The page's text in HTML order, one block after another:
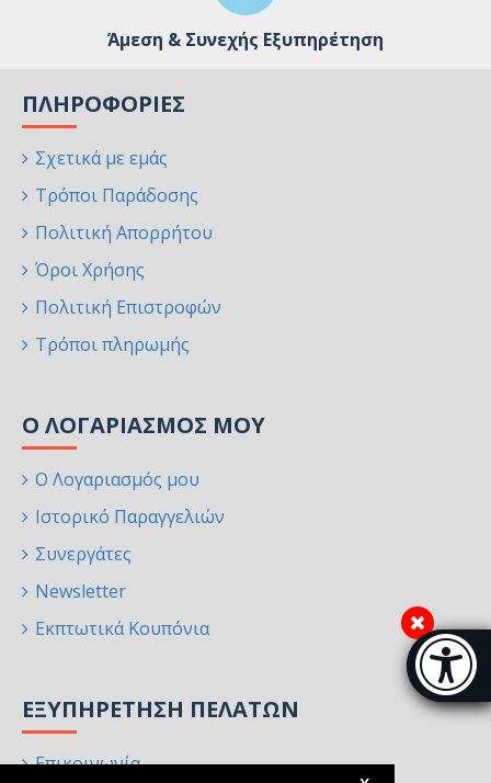
Μπάρα
Άμεση & Συνεχής Εξυπηρέτηση
ΠΛΗΡΟΦΟΡΊΕΣ
Σχετικά με εμάς
Τρόποι Παράδοσης
Πολιτική Απορρήτου
Όροι Χρήσης
Πολιτική Επιστροφών
Τρόποι πληρωμής
Ο ΛΟΓΑΡΙΑΣΜΌΣ ΜΟΥ
Ο Λογαριασμός μου
Ιστορικό Παραγγελιών
Συνεργάτες
Newsletter
Εκπτωτικά Κουπόνια
ΕΞΥΠΗΡΈΤΗΣΗ ΠΕΛΑΤΏΝ
Επικοινωνία